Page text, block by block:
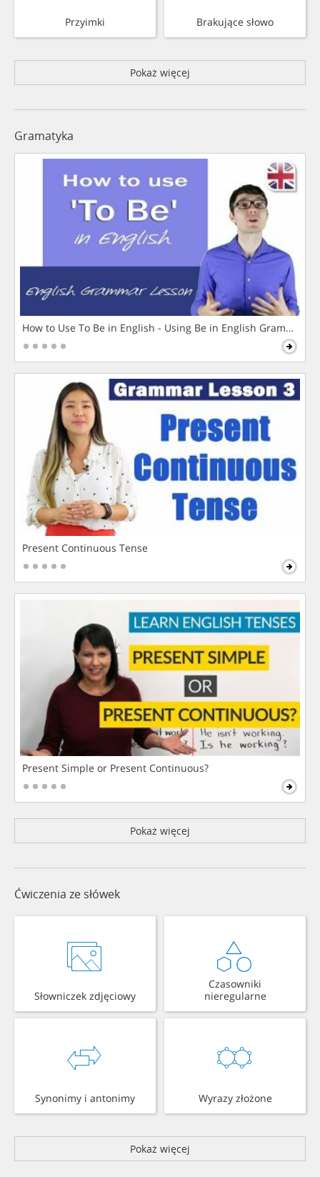
Przyimki Brakujące słowo
Pokaż więcej
Gramatyka
How to Use To Be in English - Using Be in English Grammar
Present Continuous Tense
Present Simple or Present Continuous?
Pokaż więcej
Ćwiczenia ze słówek
Słowniczek zdjęciowy
Czasowniki
nieregularne
Synonimy i antonimy Wyrazy złożone
Pokaż więcej